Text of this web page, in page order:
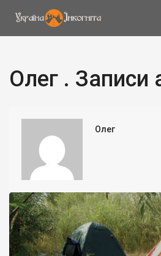
Олег . Записи
Олег